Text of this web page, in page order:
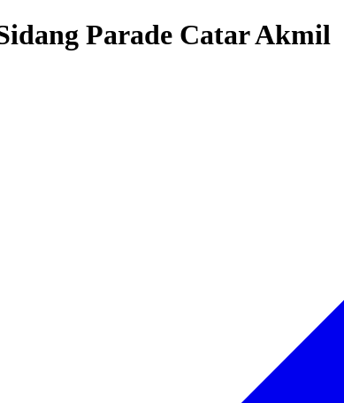
Parade Catar Akmil